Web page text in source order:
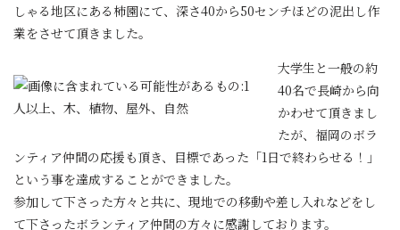
しゃる地区にある柿園にて、深さ40から50センチほどの泥出し作
業をさせて頂きました。
大学生と一般の約
40名で長崎から向
かわせて頂きまし
たが、福岡のボラ
ンティア仲間の応援も頂き、目標であった「1日で終わらせる！」
という事を達成することができました。
参加して下さった方々と共に、現地での移動や差し入れなどをし
て下さったボランティア仲間の方々に感謝しております。